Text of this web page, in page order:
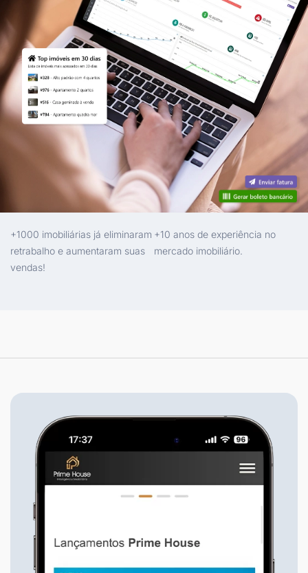
+1000 imobiliárias já eliminaram
retrabalho e aumentaram suas
vendas!
+10 anos de experiência no
mercado imobiliário.